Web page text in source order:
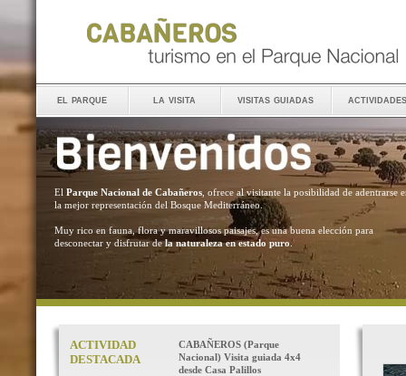
el parque la visita visitas guiadas actividades
El Parque Nacional de Cabañeros , ofrece al visitante la posibilidad de adentrarse
la mejor representación del Bosque Mediterráneo.
Muy rico en fauna, flora y maravillosos paisajes, es una buena elección para
desconectar y disfrutar dela naturaleza en estado puro .
ACTIVIDAD
DESTACADA
CABAÑEROS (Parque
Nacional) Visita guiada 4x4
desde Casa Palillos